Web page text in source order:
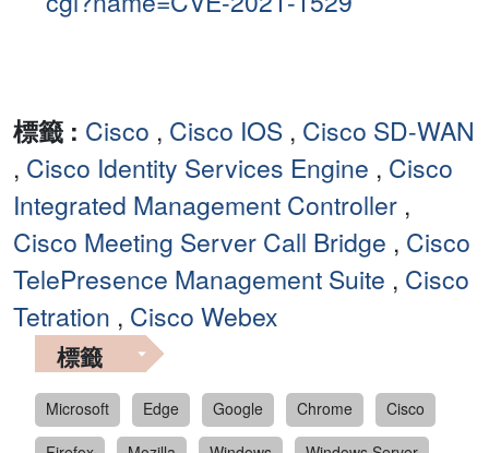
標籤 : Cisco , Cisco IOS , Cisco SD-WAN
, Cisco Identity Services Engine , Cisco
Integrated Management Controller ,
Cisco Meeting Server Call Bridge , Cisco
TelePresence Management Suite , Cisco
Tetration , Cisco Webex
標籤
Microsoft Edge Google Chrome
Cisco